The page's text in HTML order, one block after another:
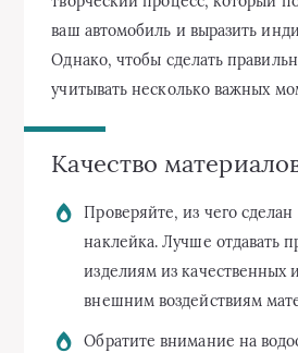
ваш автомобиль и выразить
Однако, чтобы сделать
учитывать несколько важных
Качество
Проверяйте, из чего
наклейка. Лучше отдавать
изделиям из качественных
внешним воздействиям
Обратите внимание на